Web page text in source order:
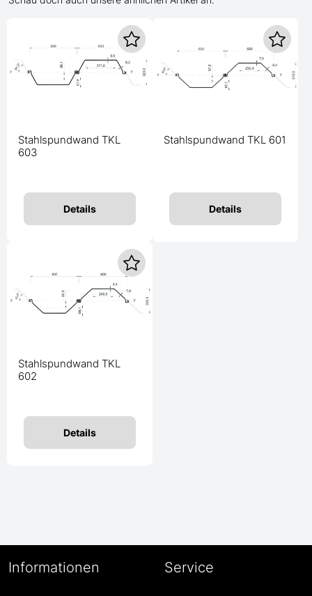
Stahlspundwand TKL
603
Details
Stahlspundwand TKL 601
Details
Stahlspundwand TKL
602
Details
Informationen Service